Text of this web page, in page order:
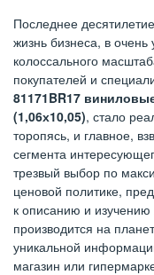
Последнее
жизнь бизнеса, в
колоссального
покупателей и
81171BR17
(1,06х10,05), стало
торопясь, и главное,
сегмента
трезвый выбор по
ценовой политике,
к описанию и изучению
производится на
уникальной
магазин или